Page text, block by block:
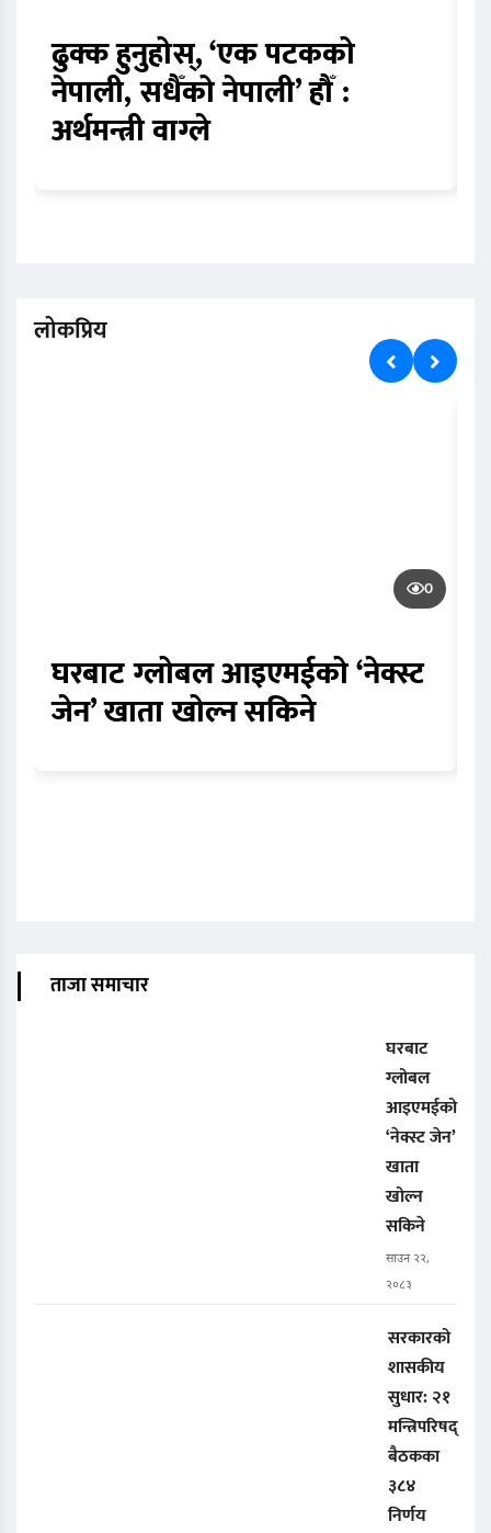
ढुक्क हुनुहोस्, ‘एक पटकको
नेपाली, सधैँको नेपाली’ हौँ :
अर्थमन्त्री वाग्ले
लोकप्रिय
0
घरबाट ग्लोबल आइएमईको ‘नेक्स्ट
जेन’ खाता खोल्न सकिने
ताजा समाचार
घरबाट
ग्लोबल
आइएमईको
‘नेक्स्ट जेन’
खाता
खोल्न
सकिने
साउन २२,
२०८३
सरकारको
शासकीय
सुधार: २१
मन्त्रिपरिषद्
बैठकका
३८४
निर्णय